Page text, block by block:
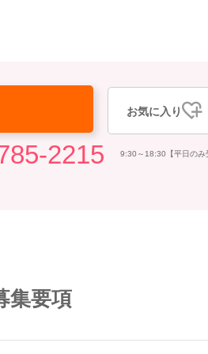
お気に入り
2215 9:30～18:30【平日のみ
集要項